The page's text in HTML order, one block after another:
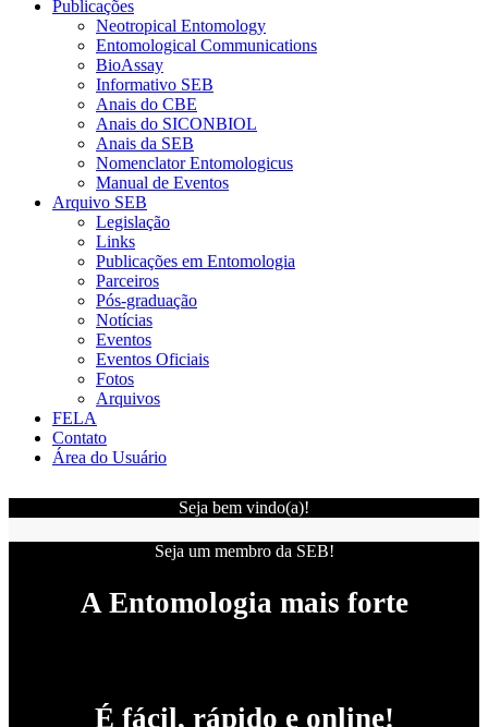
Publicações
Neotropical Entomology
Entomological Communications
BioAssay
Informativo SEB
Anais do CBE
Anais do SICONBIOL
Anais da SEB
Nomenclator Entomologicus
Manual de Eventos
Arquivo SEB
Legislação
Links
Publicações em Entomologia
Parceiros
Pós-graduação
Notícias
Eventos
Eventos Oficiais
Fotos
Arquivos
FELA
Contato
Área do Usuário
Seja bem vindo(a)!
Seja um membro da SEB!
A Entomologia mais forte
É fácil, rápido e online!